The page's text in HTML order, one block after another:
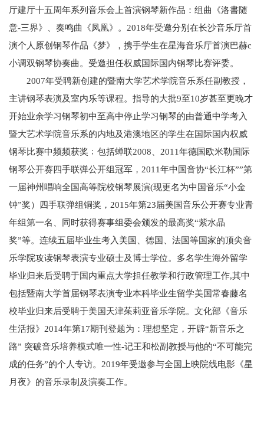
厅建厅十五周年系列音乐会上首演钢琴新作品：组曲《洛書随
意-三界》、奏鸣曲《凤凰》。2018年受邀分别在长沙音乐厅首
演个人原创钢琴作品《梦》，携手学生在星海音乐厅首演巴赫c
小调双钢琴协奏曲。受邀担任权威国际国内钢琴比赛评委。
2007年受聘新创建的暨南大学艺术学院音乐系任副教授，
主讲钢琴表演及室内乐等课程。指导的大批9至10岁甚至更晚才
开始业余学习钢琴初中至高中停止学习钢琴的由普通中学考入
暨大艺术学院音乐系的内地及港澳地区的学生在国际国内权威
钢琴比赛中频频获奖﹔包括蝉联2008、2011年德国欧米勒国际
钢琴公开赛四手联弹公开组冠军，2011年中国音协“长江杯””第
一届神州唱响全国高等院校钢琴展演(现更名为中国音乐“小金
钟”奖）四手联弹组铜奖，2015年第23届美国音乐公开赛专业青
年组第一名、同时获得赛事组委会颁发的最高奖“紫水晶
奖”等。连续五届毕业生考入美国、德国、法国等国家的顶尖音
乐学院攻读钢琴表演专业硕士及博士学位。多名学生海外留学
毕业归来后受聘于国内重点大学担任教学和行政管理工作,其中
包括暨南大学首届钢琴表演专业本科毕业生留学美国常春藤名
校毕业归来后受聘于美国天津茱莉亚音乐学院。文化部《音乐
生活报》2014年第17期刊登题为：理想坚定，开辟“新音乐之
路” 突破音乐培养模式唯一性-记王和松副教授与他的“不可能完
成的任务”的个人专访。2019年受邀参与全国上映院线电影《星
月夜》的音乐录制及演奏工作。